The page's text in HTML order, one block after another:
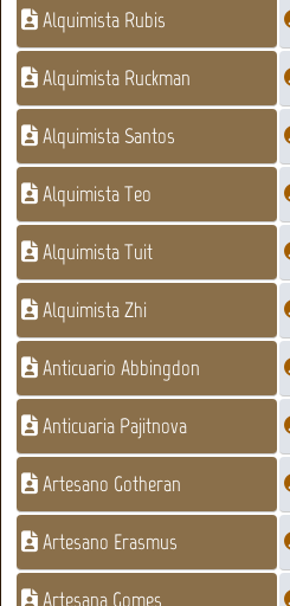
Alquimista Rubis
Alquimista Ruckman
Alquimista Santos
Alquimista Teo
Alquimista Tuit
Alquimista Zhi
Anticuario Abbingdon
Anticuaria Pajitnova
Artesano Gotheran
Artesano Erasmus
Artesana Gomes